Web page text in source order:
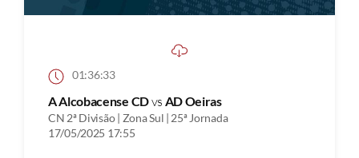
01:36:33
A Alcobacense CDvs AD Oeiras
CN 2ª Divisão | Zona Sul | 25ª Jornada
17/05/2025 17:55